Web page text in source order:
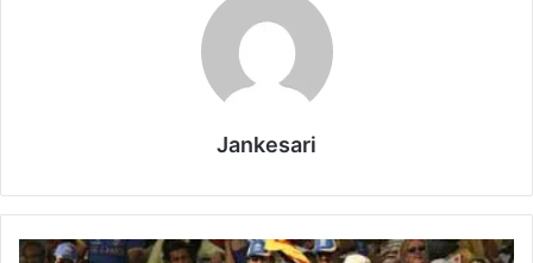
Jankesari
हा